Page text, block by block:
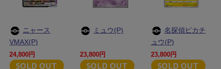
ニャース
VMAX(P)
24,800円
ミュウ(P)
23,800円
名探偵ピカチ
ュウ(P)
23,800円